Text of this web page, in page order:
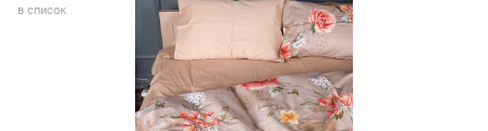
в список